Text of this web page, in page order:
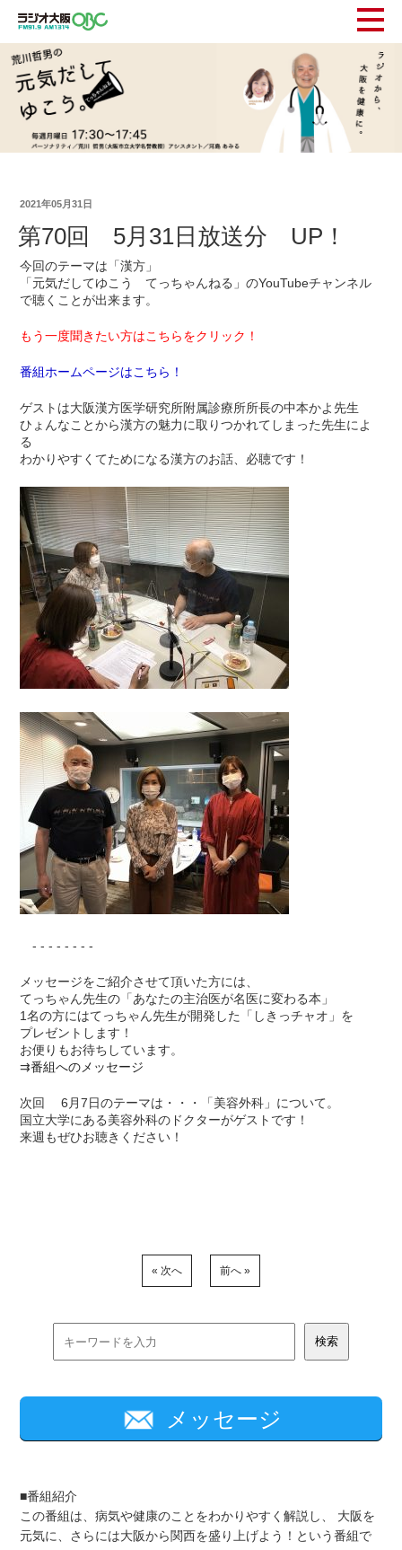
2021年05月31日
第70回 5月31日放送分 UP！
今回のテーマは「漢方」
「元気だしてゆこう てっちゃんねる」のYouTubeチャンネル
で聴くことが出来ます。
もう一度聞きたい方はこちらをクリック！
番組ホームページはこちら！
ゲストは大阪漢方医学研究所附属診療所所長の中本かよ先生
ひょんなことから漢方の魅力に取りつかれてしまった先生によ
る
わかりやすくてためになる漢方のお話、必聴です！
- - - - - - - -
メッセージをご紹介させて頂いた方には、
てっちゃん先生の「あなたの主治医が名医に変わる本」
1名の方にはてっちゃん先生が開発した「しきっチャオ」を
プレゼントします！
お便りもお待ちしています。
⇉番組へのメッセージ
次回 6月7日のテーマは・・・「美容外科」について。
国立大学にある美容外科のドクターがゲストです！
来週もぜひお聴きください！
« 次へ 前へ »
メッセージ
■番組紹介
この番組は、病気や健康のことをわかりやすく解説し、 大阪を
元気に、さらには大阪から関西を盛り上げよう！という番組で